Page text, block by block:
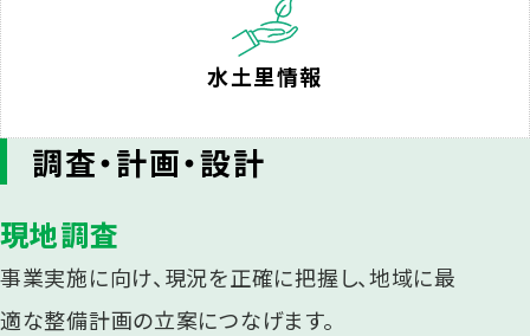
水土里情報
調査・計画・設計
現地調査
事業実施に向け、現況を正確に把握し、地域に最
適な整備計画の立案につなげます。